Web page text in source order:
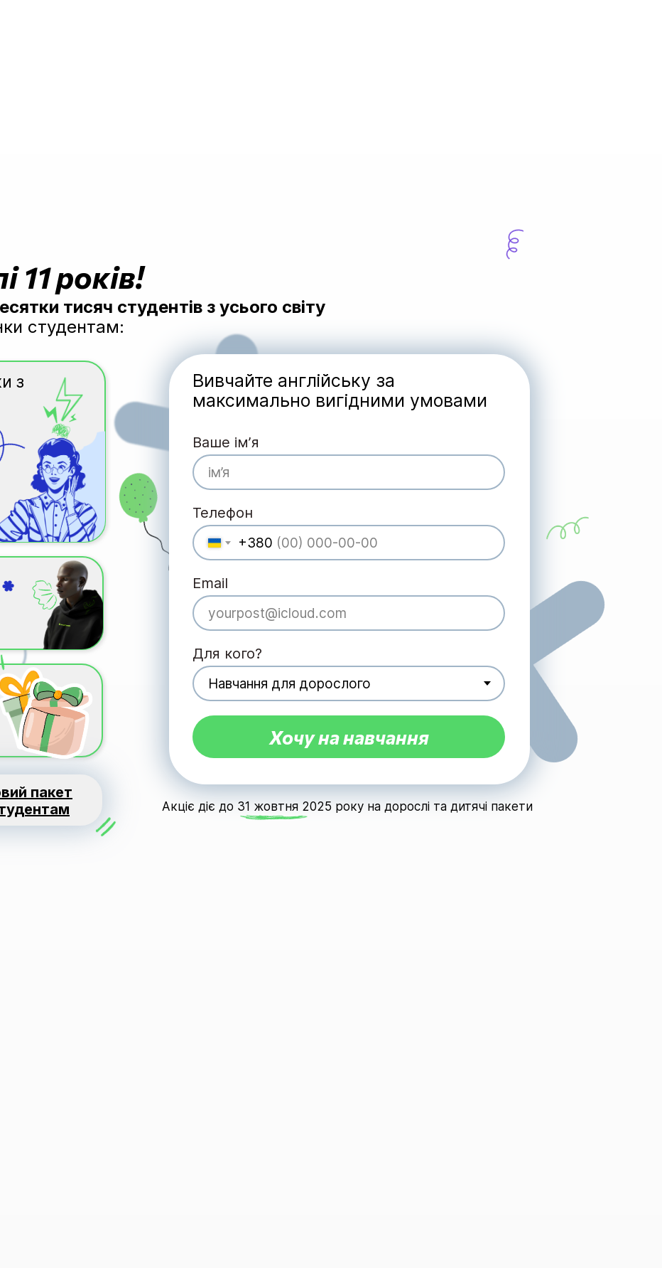
років!
Вивчайте англійську за
максимально вигідними умовами
з
Акціє діє до 31 жовтня 2025 року на дорослі та дитячі пакети
тисяч студентів з усього світу
студентам:
пакет
Ваше імʼя
Телефон
+380
Email
Для кого?
Хочу на навчання